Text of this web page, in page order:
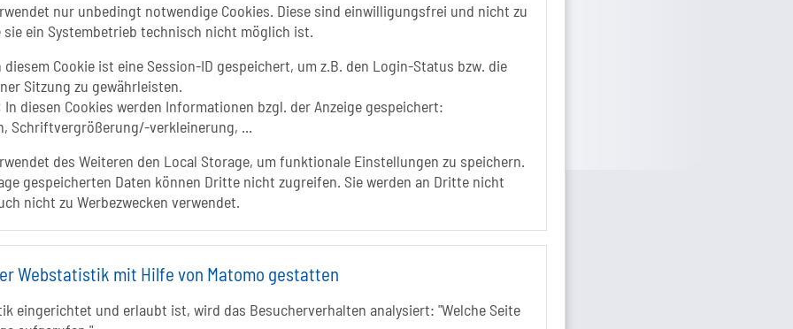
nur unbedingt notwendige Cookies. Diese sind einwilligungsfrei und nicht zu
sie ein Systembetrieb technisch nicht möglich ist.
Cookie ist eine Session-ID gespeichert, um z.B. den Login-Status bzw. die
Sitzung zu gewährleisten.
In diesen Cookies werden Informationen bzgl. der Anzeige gespeichert:
Schriftvergrößerung/-verkleinerung, ...
des Weiteren den Local Storage, um funktionale Einstellungen zu speichern.
gespeicherten Daten können Dritte nicht zugreifen. Sie werden an Dritte nicht
nicht zu Werbezwecken verwendet.
Webstatistik mit Hilfe von Matomo gestatten
eingerichtet und erlaubt ist, wird das Besucherverhalten analysiert: "Welche Seite
www.visitschoenebeck.de